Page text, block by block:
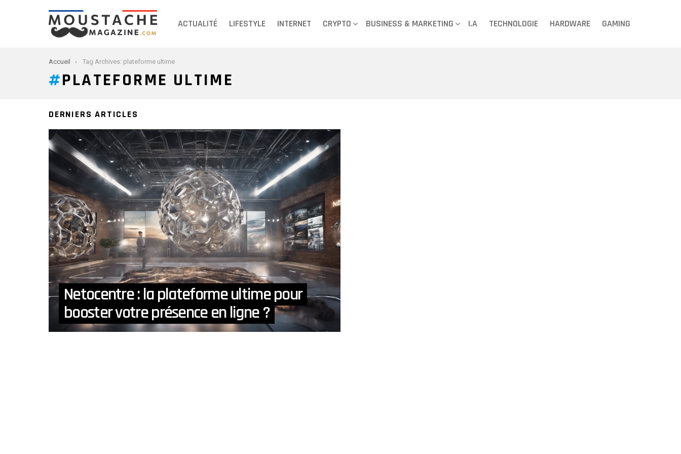
ACTUALITÉ LIFESTYLE INTERNET CRYPTO BUSINESS & MARKETING I.A TECHNOLOGIE HARDWARE GAMING
You are here:
Accueil Tag Archives: plateforme ultime
PLATEFORME ULTIME
DERNIERS ARTICLES
Netocentre : la plateforme ultime pour
booster votre présence en ligne ?